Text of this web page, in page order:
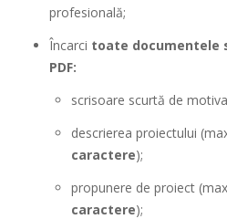
profesională;
Încarci toate documentele
PDF:
scrisoare scurtă de
descrierea proiectului
caractere);
propunere de proiect
caractere);